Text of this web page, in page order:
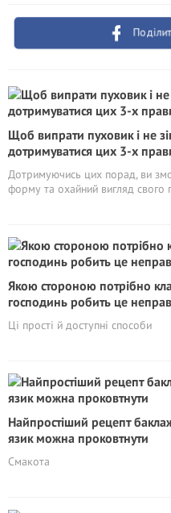
Щоб випрати пуховик і не
дотримуватися цих 3-х
Дотримуючись цих порад, ви
форму та охайний вигляд свого
Якою стороною потрібно
господинь робить це
Ці прості й доступні способи
Найпростіший рецепт
язик можна проковтнути
Смакота